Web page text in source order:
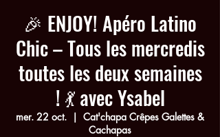
🎉 ENJOY! Apéro Latino
Chic – Tous les mercredis
toutes les deux semaines
! 💃 avec Ysabel
mer. 22 oct.
  |
Cat'chapa Crêpes Galettes &
Cachapas